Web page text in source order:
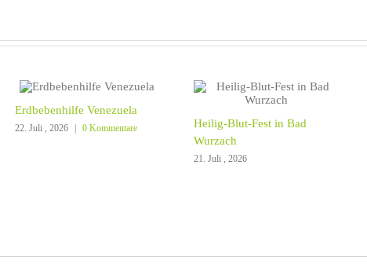
Erdbebenhilfe Venezuela
22. Juli , 2026 | 0 Kommentare
Heilig-Blut-Fest in Bad
Wurzach
21. Juli , 2026